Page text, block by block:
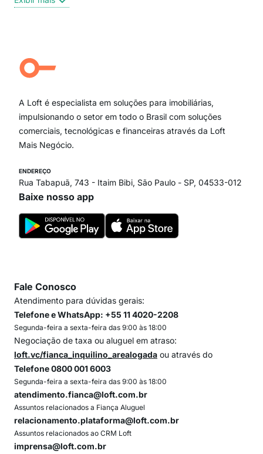
Centro
Campo Belo
Ipiranga
Paraíso
Itaim Bibi
A Loft é especialista em soluções para imobiliárias,
impulsionando o setor em todo o Brasil com soluções
comerciais, tecnológicas e financeiras através da Loft
Mais Negócio.
ENDEREÇO
Rua Tabapuã, 743 - Itaim Bibi, São Paulo - SP, 04533-012
Baixe nosso app
Fale Conosco
Atendimento para dúvidas gerais:
Telefone e WhatsApp: +55 11 4020-2208
Segunda-feira a sexta-feira das 9:00 às 18:00
Negociação de taxa ou aluguel em atraso:
loft.vc/fianca_inquilino_arealogada ou através do
Telefone 0800 001 6003
Segunda-feira a sexta-feira das 9:00 às 18:00
atendimento.fianca@loft.com.br
Assuntos relacionados a Fiança Aluguel
relacionamento.plataforma@loft.com.br
Assuntos relacionados ao CRM Loft
imprensa@loft.com.br